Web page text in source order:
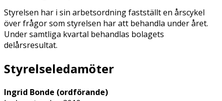
Styrelsen har i sin arbetsordning fastställt en årscykel
över frågor som styrelsen har att behandla under året.
Under samtliga kvartal behandlas bolagets
delårsresultat.
Styrelseledamöter
Ingrid Bonde (ordförande)